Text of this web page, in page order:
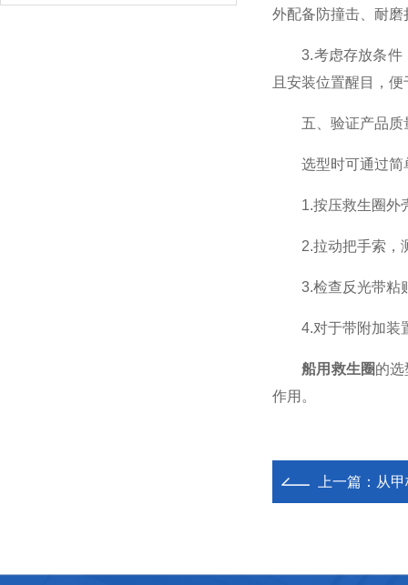
外配备防撞击、耐
3.考虑存放条件：
且安装位置醒目，
五、验证产品质
选型时可通过简
1.按压救生圈外壳
2.拉动把手索，测
3.检查反光带粘贴
4.对于带附加装置
船用救生圈的
作用。
上一篇： 从甲